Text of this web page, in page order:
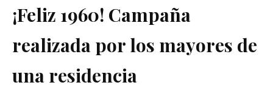
¡Feliz 1960! Campaña
realizada por los mayores de
una residencia